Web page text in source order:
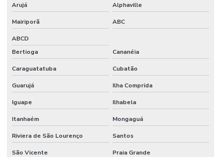
Arujá Alphaville
Mairiporã ABC
ABCD
Bertioga
Cananéia
Caraguatatuba Cubatão
Guarujá Ilha Comprida
Iguape Ilhabela
Itanhaém Mongaguá
Riviera de São Lourenço Santos
São Vicente Praia Grande